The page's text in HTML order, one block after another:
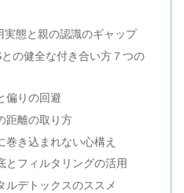
実態と親の認識のギャップ
との健全な付き合い方７つの
偏りの回避
距離の取り方
き込まれない心構え
とフィルタリングの活用
ルデトックスのススメ